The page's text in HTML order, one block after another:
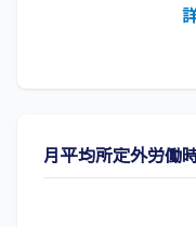
月平均所定外労働